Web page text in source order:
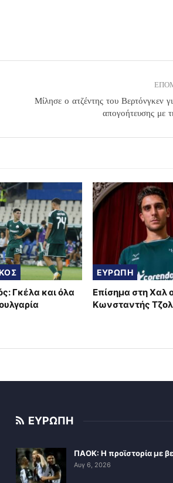
Μίλησε ο ατζέντης του Βερτόνγκεν
απογοήτευσης με
Γκέλα και όλα
ΕΥΡΩΠΗ
Επίσημα στη Χαλ
Κωνσταντής
ΕΥΡΩΠΗ
ΠΑΟΚ: Η προϊστορία με
Αυγ 6, 2026